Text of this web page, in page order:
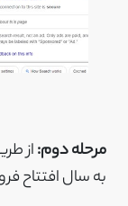
مرحله دوم:از
به سال افتتاح